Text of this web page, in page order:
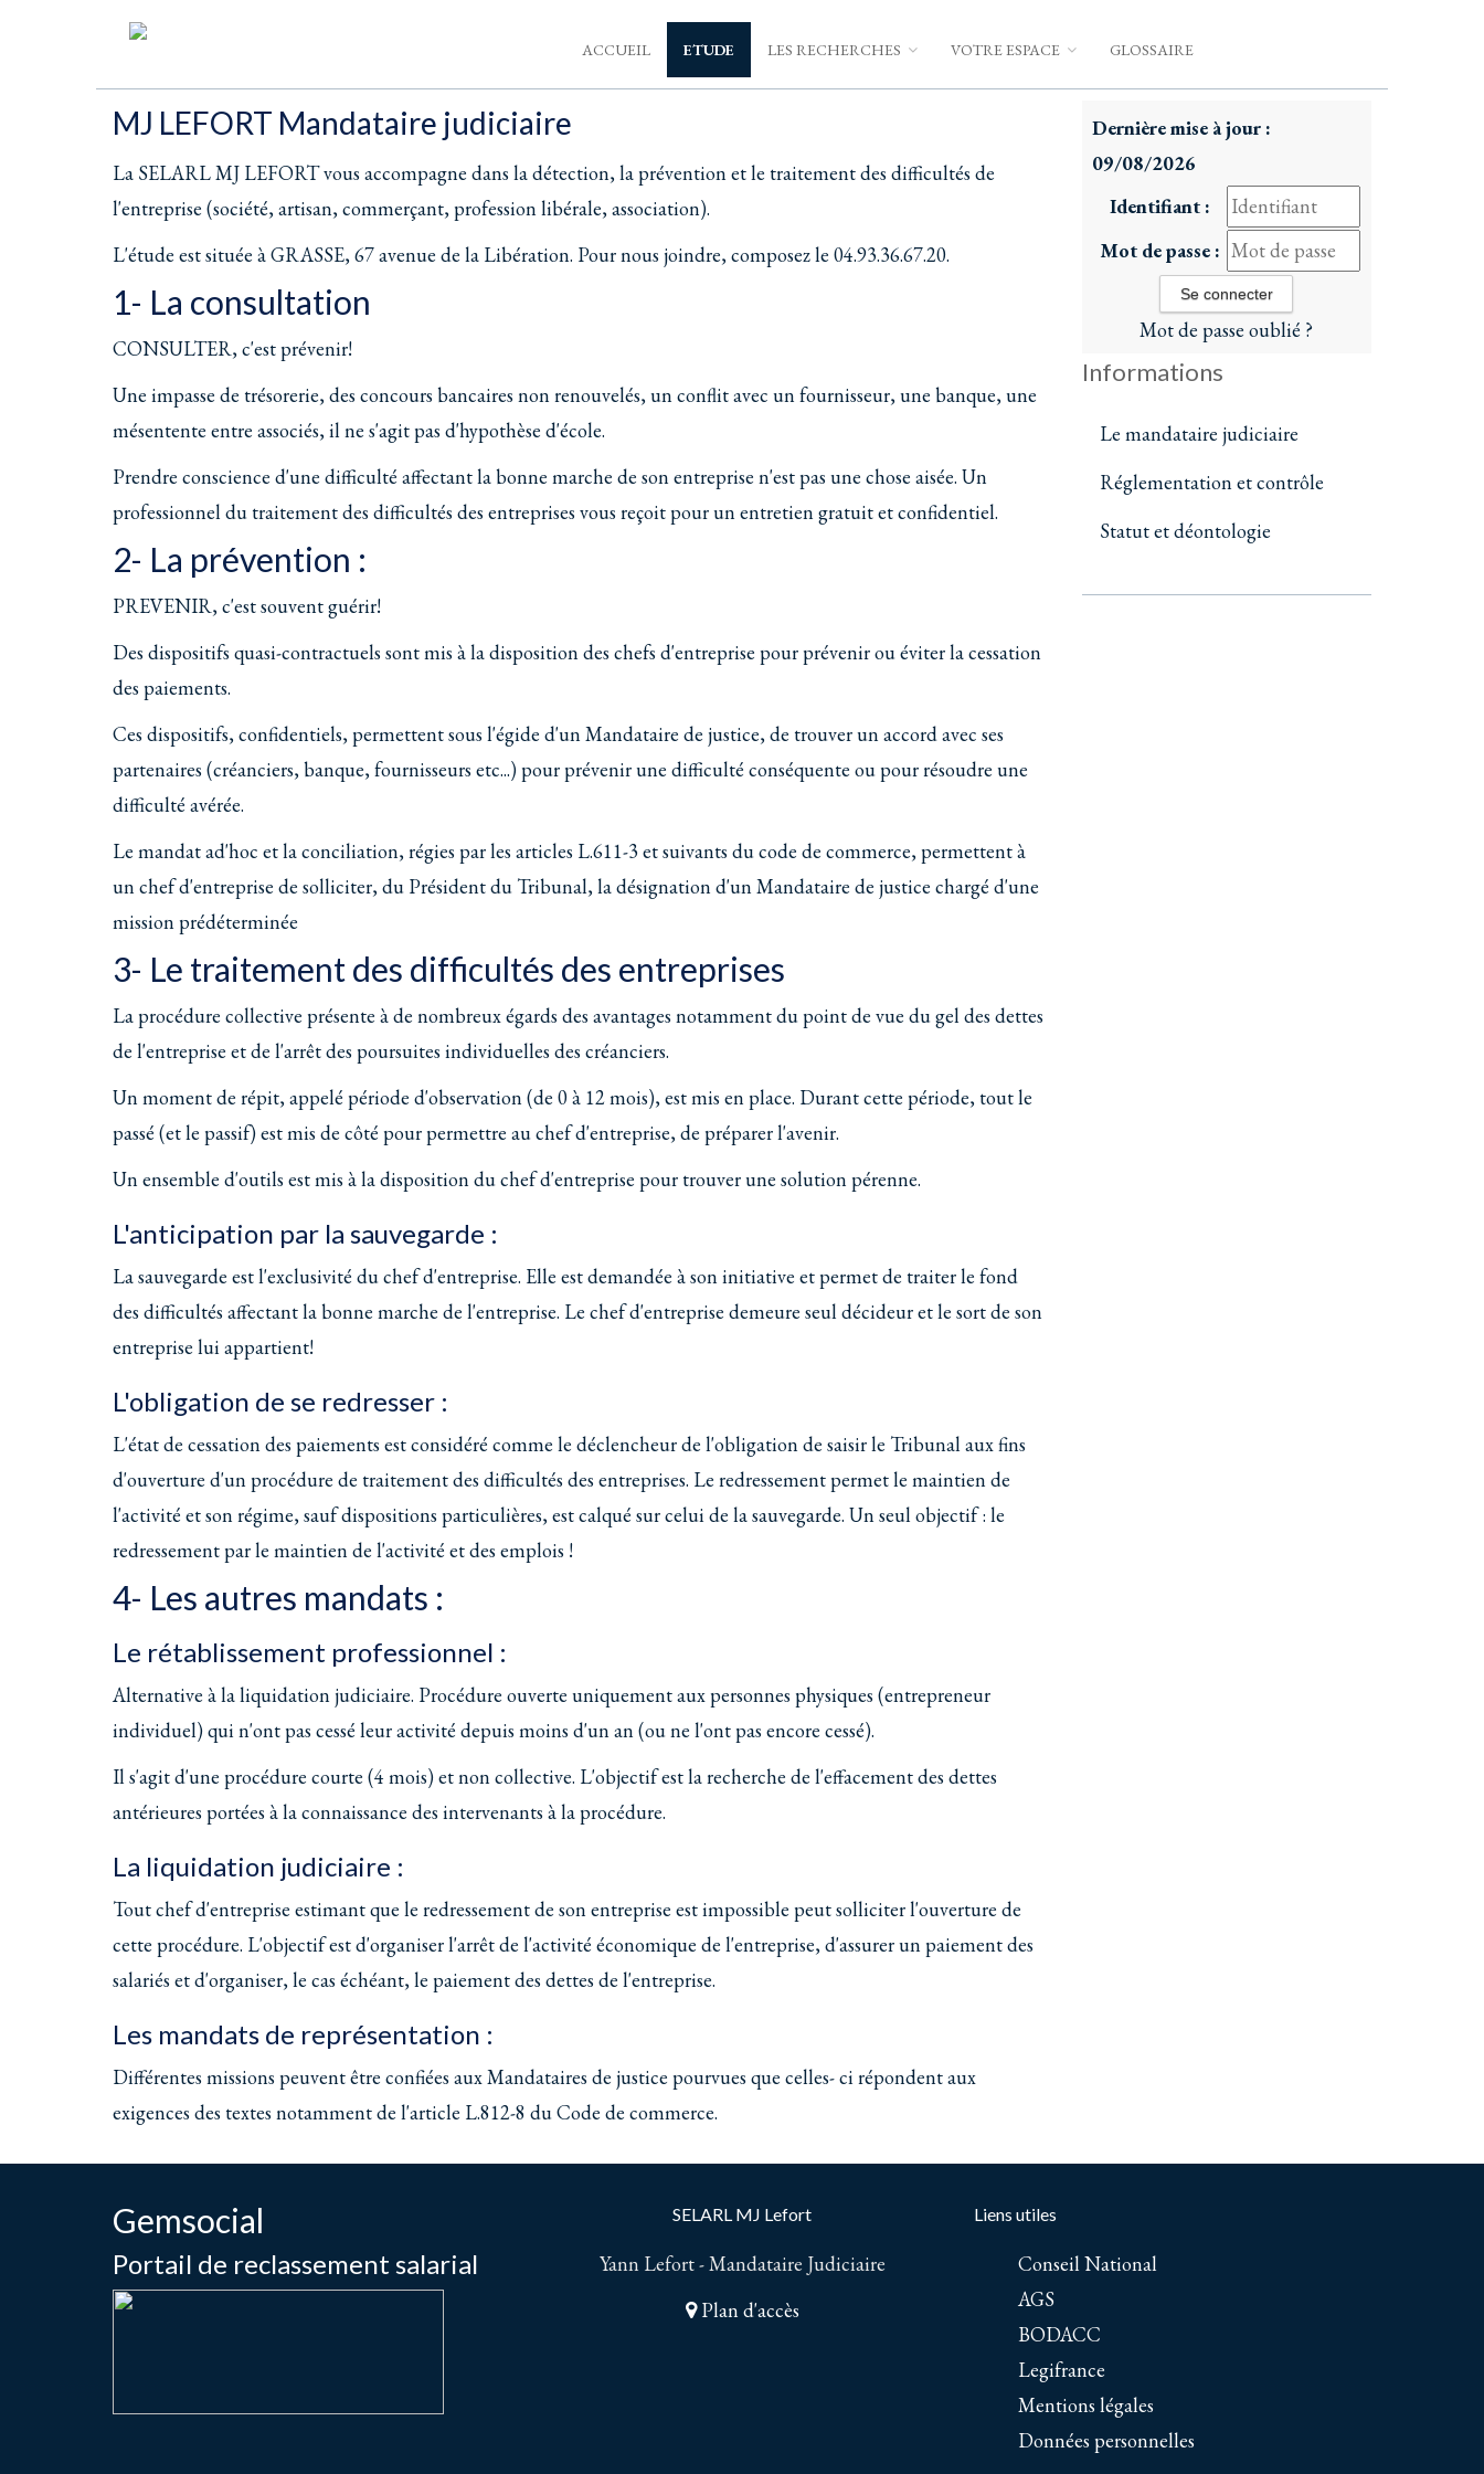
ACCUEIL ETUDE LES RECHERCHES VOTRE ESPACE GLOSSAIRE
Dernière mise à jour :
09/08/2026
Identifiant :
Mot de passe :
Mot de passe oublié ?
Informations
Le mandataire judiciaire
Réglementation et contrôle
Statut et déontologie
MJ LEFORT Mandataire judiciaire
La SELARL MJ LEFORT vous accompagne dans la détection, la prévention et le traitement des difficultés de
l'entreprise (société, artisan, commerçant, profession libérale, association).
L'étude est située à GRASSE, 67 avenue de la Libération. Pour nous joindre, composez le 04.93.36.67.20.
1- La consultation
CONSULTER, c'est prévenir!
Une impasse de trésorerie, des concours bancaires non renouvelés, un conflit avec un fournisseur, une banque, une
mésentente entre associés, il ne s'agit pas d'hypothèse d'école.
Prendre conscience d'une difficulté affectant la bonne marche de son entreprise n'est pas une chose aisée. Un
professionnel du traitement des difficultés des entreprises vous reçoit pour un entretien gratuit et confidentiel.
2- La prévention :
PREVENIR, c'est souvent guérir!
Des dispositifs quasi-contractuels sont mis à la disposition des chefs d'entreprise pour prévenir ou éviter la cessation
des paiements.
Ces dispositifs, confidentiels, permettent sous l'égide d'un Mandataire de justice, de trouver un accord avec ses
partenaires (créanciers, banque, fournisseurs etc...) pour prévenir une difficulté conséquente ou pour résoudre une
difficulté avérée.
Le mandat ad'hoc et la conciliation, régies par les articles L.611-3 et suivants du code de commerce, permettent à
un chef d'entreprise de solliciter, du Président du Tribunal, la désignation d'un Mandataire de justice chargé d'une
mission prédéterminée
3- Le traitement des difficultés des entreprises
La procédure collective présente à de nombreux égards des avantages notamment du point de vue du gel des dettes
de l'entreprise et de l'arrêt des poursuites individuelles des créanciers.
Un moment de répit, appelé période d'observation (de 0 à 12 mois), est mis en place. Durant cette période, tout le
passé (et le passif) est mis de côté pour permettre au chef d'entreprise, de préparer l'avenir.
Un ensemble d'outils est mis à la disposition du chef d'entreprise pour trouver une solution pérenne.
L'anticipation par la sauvegarde :
La sauvegarde est l'exclusivité du chef d'entreprise. Elle est demandée à son initiative et permet de traiter le fond
des difficultés affectant la bonne marche de l'entreprise. Le chef d'entreprise demeure seul décideur et le sort de son
entreprise lui appartient!
L'obligation de se redresser :
L'état de cessation des paiements est considéré comme le déclencheur de l'obligation de saisir le Tribunal aux fins
d'ouverture d'un procédure de traitement des difficultés des entreprises. Le redressement permet le maintien de
l'activité et son régime, sauf dispositions particulières, est calqué sur celui de la sauvegarde. Un seul objectif : le
redressement par le maintien de l'activité et des emplois !
4- Les autres mandats :
Le rétablissement professionnel :
Alternative à la liquidation judiciaire. Procédure ouverte uniquement aux personnes physiques (entrepreneur
individuel) qui n'ont pas cessé leur activité depuis moins d'un an (ou ne l'ont pas encore cessé).
Il s'agit d'une procédure courte (4 mois) et non collective. L'objectif est la recherche de l'effacement des dettes
antérieures portées à la connaissance des intervenants à la procédure.
La liquidation judiciaire :
Tout chef d'entreprise estimant que le redressement de son entreprise est impossible peut solliciter l'ouverture de
cette procédure. L'objectif est d'organiser l'arrêt de l'activité économique de l'entreprise, d'assurer un paiement des
salariés et d'organiser, le cas échéant, le paiement des dettes de l'entreprise.
Les mandats de représentation :
Différentes missions peuvent être confiées aux Mandataires de justice pourvues que celles- ci répondent aux
exigences des textes notamment de l'article L.812-8 du Code de commerce.
Gemsocial
Portail de reclassement salarial
SELARL MJ Lefort
Yann Lefort - Mandataire Judiciaire
Plan d'accès
Liens utiles
Conseil National
AGS
BODACC
Legifrance
Mentions légales
Données personnelles